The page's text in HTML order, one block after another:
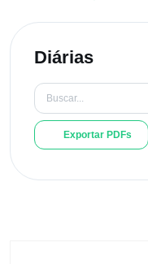
Diárias
Exportar PDFs